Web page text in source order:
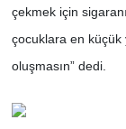
çekmek için
çocuklara en
oluşmasın” dedi.